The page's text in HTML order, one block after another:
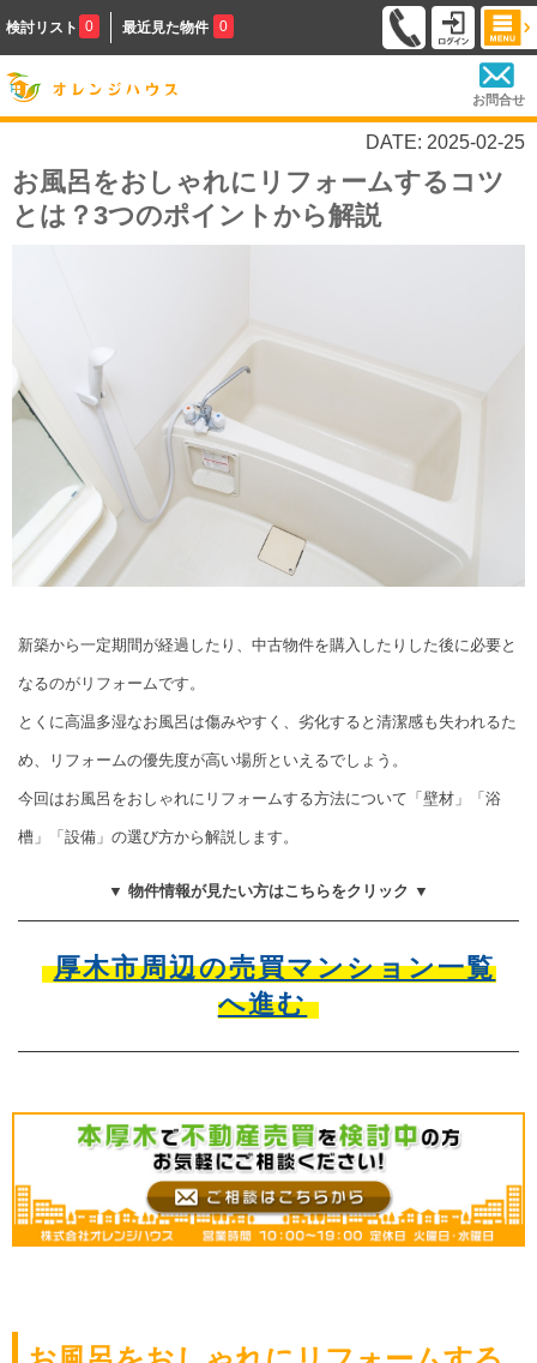
検討リスト 0 最近見た物件 0
お問合せ
DATE: 2025-02-25
お風呂をおしゃれにリフォームするコツ
とは？3つのポイントから解説
新築から一定期間が経過したり、中古物件を購入したりした後に必要と
なるのがリフォームです。
とくに高温多湿なお風呂は傷みやすく、劣化すると清潔感も失われるた
め、リフォームの優先度が高い場所といえるでしょう。
今回はお風呂をおしゃれにリフォームする方法について「壁材」「浴
槽」「設備」の選び方から解説します。
▼ 物件情報が見たい方はこちらをクリック ▼
厚木市周辺の売買マンション一覧
へ進む